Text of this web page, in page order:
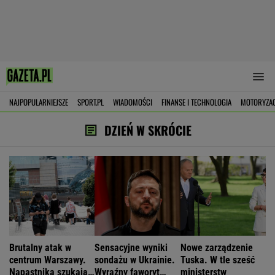
NAJPOPULARNIEJSZE SPORT.PL WIADOMOŚCI FINANSE I TECHNOLOGIA
DZIEŃ W SKRÓCIE
Brutalny atak w
centrum Warszawy.
Napastnika szukają
Sensacyjne wyniki
sondażu w Ukrainie.
Wyraźny faworyt
Nowe zarządzenie
Tuska. W tle sześć
ministerstw